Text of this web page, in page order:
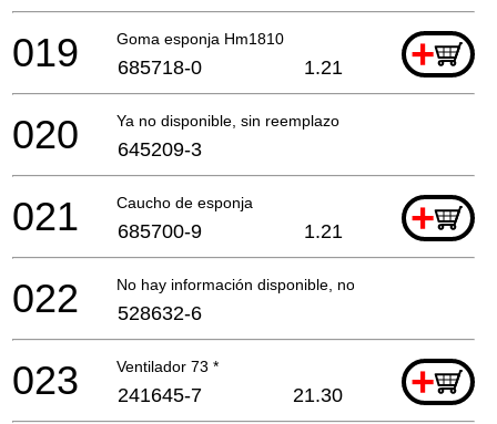
Goma esponja Hm1810 +
019 685718-0 1.21
Ya no disponible, sin reemplazo
020 645209-3
Caucho de esponja +
021 685700-9 1.21
No hay información disponible, no se puede pedir
022 528632-6
Ventilador 73 * +
023 241645-7 21.30